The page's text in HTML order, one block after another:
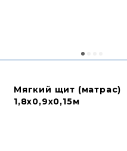
Мягкий щит (матрас)
1,8х0,9х0,15м